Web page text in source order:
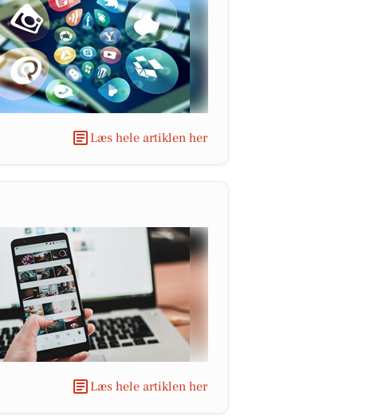
Læs hele artiklen her
Læs hele artiklen her